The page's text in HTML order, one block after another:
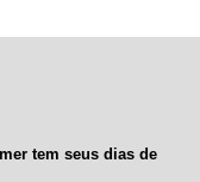
tem seus dias de